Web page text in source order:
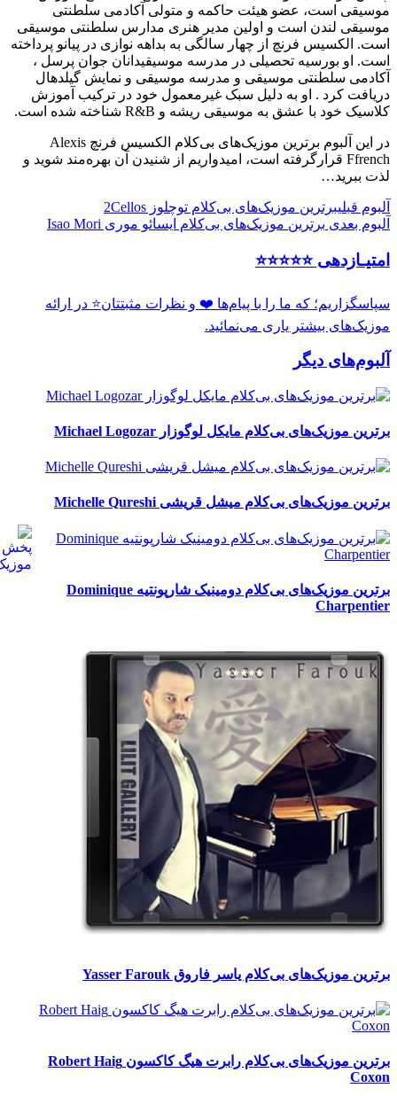
موسیقی است، عضو هیئت حاکمه و متولی آکادمی سلطنتی
موسیقی لندن است و اولین مدیر هنری مدارس سلطنتی موسیقی
است. الکسیس فرنچ از چهار سالگی به بداهه نوازی در پیانو پرداخته
است. او بورسیه تحصیلی در مدرسه موسیقیدانان جوان پرسل ،
آکادمی سلطنتی موسیقی و مدرسه موسیقی و نمایش گیلدهال
دریافت کرد . او به دلیل سبک غیرمعمول خود در ترکیب آموزش
کلاسیک خود با عشق به موسیقی ریشه و R&B شناخته شده است.
در این آلبوم برترین موزیک‌های بی‌کلام الکسیس فرنچ Alexis
Ffrench قرارگرفته است، امیدواریم از شنیدن آن بهره‌مند شوید و
لذت ببرید…
آلبوم قبلیبرترین موزیک‌های بی‌کلام توچلوز 2Cellos
آلبوم بعدی برترین موزیک‌های بی‌کلام ایسائو موری Isao Mori
امتیـازدهی ⭐️⭐️⭐️⭐️⭐️
سپاسگزاریم؛ که ما را با پیام‌ها ❤️ و نظرات مثبتتان⭐️ در ارائه
موزیک‌های بیشتر یاری می‌نمائید.
آلبوم‌های دیگر
برترین موزیک‌های بی‌کلام مایکل لوگوزار Michael Logozar
برترین موزیک‌های بی‌کلام میشل قریشی Michelle Qureshi
برترین موزیک‌های بی‌کلام دومینیک شارپونتیه Dominique
Charpentier
برترین موزیک‌های بی‌کلام یاسر فاروق Yasser Farouk
برترین موزیک‌های بی‌کلام رابرت هیگ کاکسون Robert Haig
Coxon